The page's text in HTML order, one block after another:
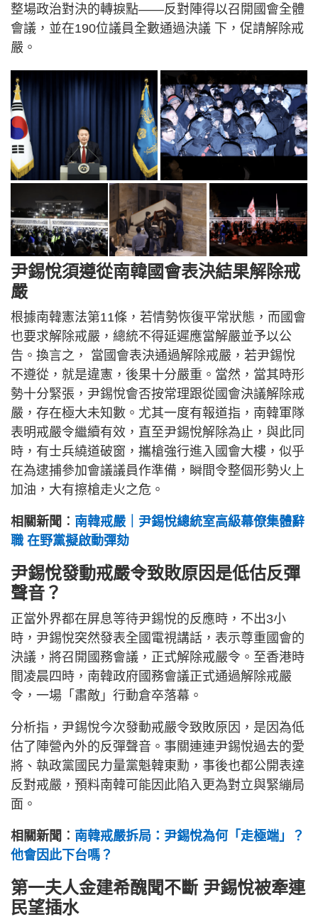
整場政治對決的轉捩點——反對陣得以召開國會全體
會議，並在190位議員全數通過決議 下，促請解除戒
嚴。
尹錫悅須遵從南韓國會表決結果解除戒
嚴
根據南韓憲法第11條，若情勢恢復平常狀態，而國會
也要求解除戒嚴，總統不得延遲應當解嚴並予以公
告。換言之， 當國會表決通過解除戒嚴，若尹錫悅
不遵從，就是違憲，後果十分嚴重。當然，當其時形
勢十分緊張，尹錫悅會否按常理跟從國會決議解除戒
嚴，存在極大未知數。尤其一度有報道指，南韓軍隊
表明戒嚴令繼續有效，直至尹錫悅解除為止，與此同
時，有士兵繞道破窗，攜槍強行進入國會大樓，似乎
在為逮捕參加會議議員作準備，瞬間令整個形勢火上
加油，大有擦槍走火之危。
相關新聞︰ 南韓戒嚴｜尹錫悅總統室高級幕僚集體辭
職 在野黨擬啟動彈劾
尹錫悅發動戒嚴令致敗原因是低估反彈
聲音？
正當外界都在屏息等待尹錫悅的反應時，不出3小
時，尹錫悅突然發表全國電視講話，表示尊重國會的
決議，將召開國務會議，正式解除戒嚴令。至香港時
間凌晨四時，南韓政府國務會議正式通過解除戒嚴
令，一場「肅敵」行動倉卒落幕。
分析指，尹錫悅今次發動戒嚴令致敗原因，是因為低
估了陣營內外的反彈聲音。事關連連尹錫悅過去的愛
將、執政黨國民力量黨魁韓東勳，事後也都公開表達
反對戒嚴，預料南韓可能因此陷入更為對立與緊繃局
面。
相關新聞︰ 南韓戒嚴拆局：尹錫悅為何「走極端」？
他會因此下台嗎？
第一夫人金建希醜聞不斷 尹錫悅被牽連
民望插水